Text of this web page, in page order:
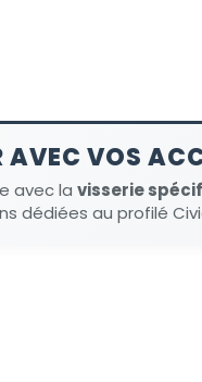
AVEC VOS
avec la visserie
dédiées au profilé